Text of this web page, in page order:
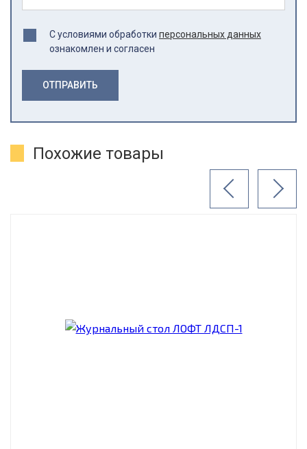
С условиями обработки персональных данных
ознакомлен и согласен
ОТПРАВИТЬ
Похожие товары